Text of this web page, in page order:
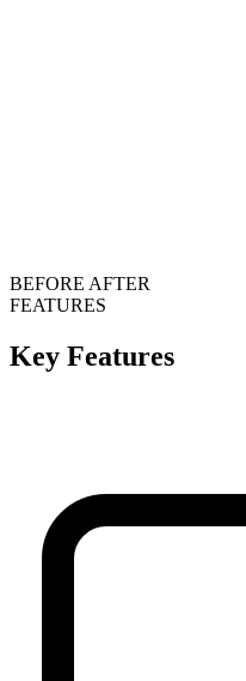
BEFORE AFTER
FEATURES
Key Features